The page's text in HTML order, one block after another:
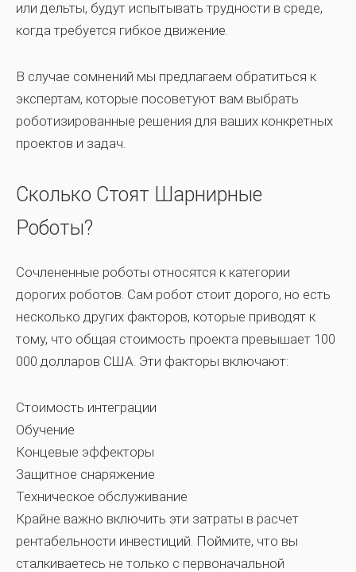
или дельты, будут испытывать трудности в среде,
когда требуется гибкое движение.
В случае сомнений мы предлагаем обратиться к
экспертам, которые посоветуют вам выбрать
роботизированные решения для ваших конкретных
проектов и задач.
Сколько Стоят Шарнирные
Роботы?
Сочлененные роботы относятся к категории
дорогих роботов. Сам робот стоит дорого, но есть
несколько других факторов, которые приводят к
тому, что общая стоимость проекта превышает 100
000 долларов США. Эти факторы включают:
Стоимость интеграции
Обучение
Концевые эффекторы
Защитное снаряжение
Техническое обслуживание
Крайне важно включить эти затраты в расчет
рентабельности инвестиций. Поймите, что вы
сталкиваетесь не только с первоначальной